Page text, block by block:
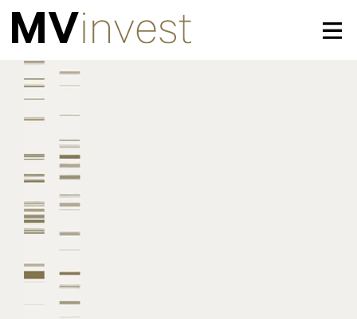
Prestations
Labels
Actuel
Téléchargements
Team
Contact